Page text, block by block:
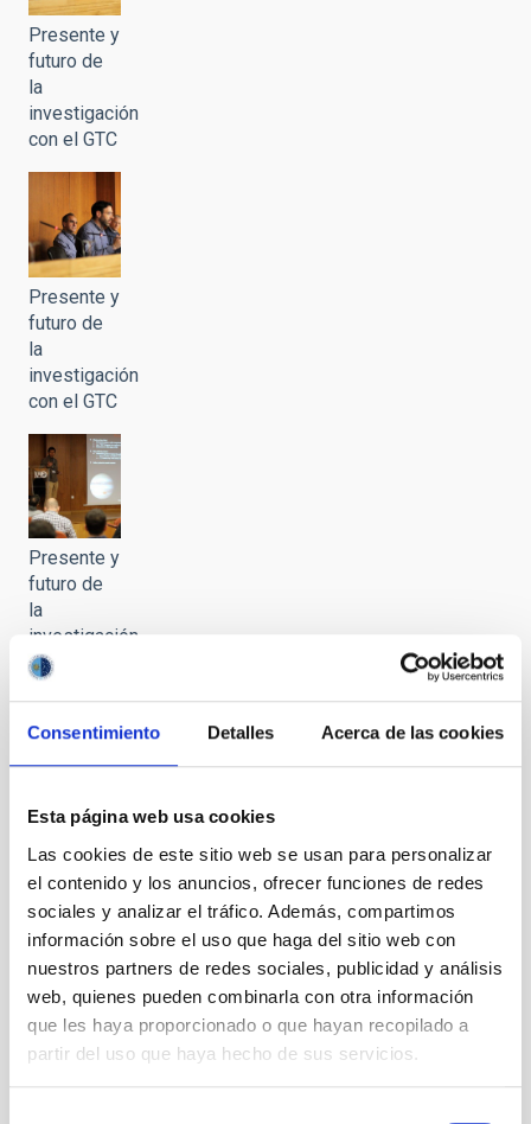
Consentimiento Detalles Acerca de las cookies
Esta página web usa cookies
Las cookies de este sitio web se usan para personalizar
el contenido y los anuncios, ofrecer funciones de redes
sociales y analizar el tráfico. Además, compartimos
información sobre el uso que haga del sitio web con
nuestros partners de redes sociales, publicidad y análisis
web, quienes pueden combinarla con otra información
que les haya proporcionado o que hayan recopilado a
partir del uso que haya hecho de sus servicios.
Presente y
futuro de
la
investigación
con el GTC
Presente y
futuro de
la
investigación
con el GTC
Presente y
futuro de
la
investigación
con el GTC
Presente y
futuro de
la
investigación
con el GTC
Presente y